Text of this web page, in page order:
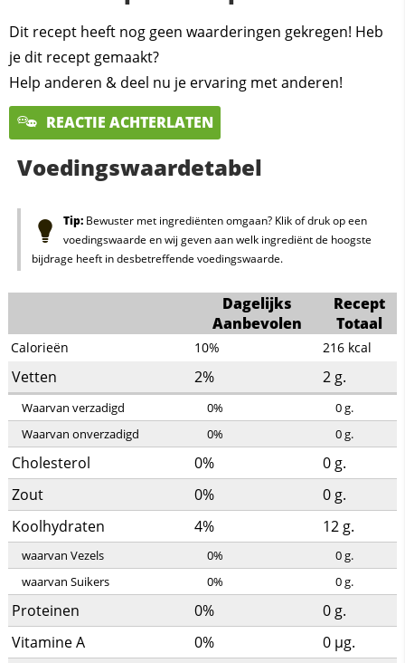
Dit recept heeft nog geen waarderingen gekregen! Heb
je dit recept gemaakt?
Help anderen & deel nu je ervaring met anderen!
REACTIE ACHTERLATEN
Voedingswaardetabel
Tip:Bewuster met ingrediënten omgaan? Klik of druk op een
voedingswaarde en wij geven aan welk ingrediënt de hoogste
bijdrage heeft in desbetreffende voedingswaarde.
Dagelijks
Aanbevolen
Recept
Totaal
Calorieën 10% 216 kcal
Vetten 2% 2g.
Waarvan verzadigd 0% 0g.
Waarvan onverzadigd
0% 0g.
Cholesterol 0% 0g.
Zout
0% 0g.
Koolhydraten
4% 12g.
waarvan Vezels 0% 0g.
waarvan Suikers
0% 0g.
Proteinen 0% 0g.
Vitamine A
0% 0 µg.